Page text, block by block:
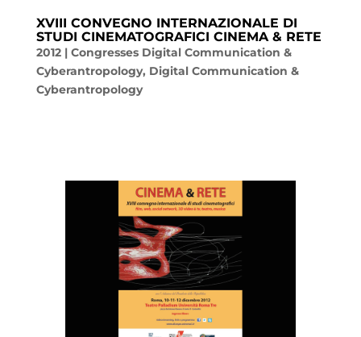
XVIII CONVEGNO INTERNAZIONALE DI
STUDI CINEMATOGRAFICI CINEMA & RETE
2012| Congresses Digital Communication &
Cyberantropology, Digital Communication &
Cyberantropology